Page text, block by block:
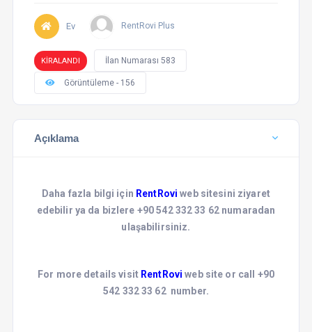
Ev RentRovi Plus
KİRALANDI İlan Numarası 583
Görüntüleme - 156
Açıklama
Daha fazla bilgi için RentRoviweb sitesini ziyaret
edebilir ya da bizlere +90 542 332 33 62 numaradan
ulaşabilirsiniz.
For more details visit RentRoviweb site or call +90
542 332 33 62 number.